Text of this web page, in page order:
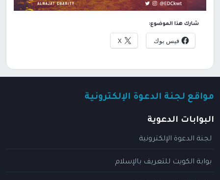
شارك هذا الموضوع:
فيس بوك X
مواقع لجنة الدعوة الإلكترونية
البوابات الدعوية
لجنة الدعوة الإلكترونية
بوابة الكويت للتعريف بالإسلام